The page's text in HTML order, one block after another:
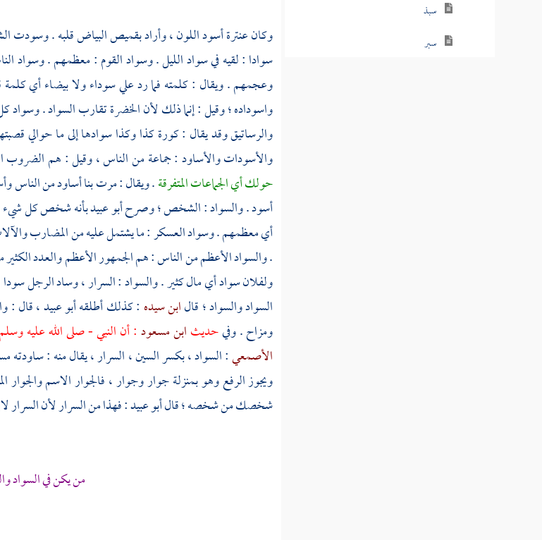
سبذ
سبر
وكانعنترةأسود اللون ، وأراد بقميص البياض قلبه . وسودت
سوادا : لقيه في سواد الليل . وسواد القوم : معظمهم . وسواد
وعجمهم . ويقال : كلمته فما رد علي سوداء ولا بيضاء أي
واسوداده ؛ وقيل : إنما ذلك لأن الخضرة تقارب السواد .
والرساتيق وقد يقال : كورة كذا وكذا سوادها إلى ما حوالي
والأسودات والأساود : جماعة من الناس ، وقيل : هم الضروب
حولك أي الجماعات المتفرقة. ويقال : مرت بنا أساود من الناس
أسود . والسواد : الشخص ؛ وصرحأبو عبيدبأنه شخص كل شيء
أي معظمهم . وسواد العسكر : ما يشتمل عليه من المضارب
. والسواد الأعظم من الناس : هم الجمهور الأعظم والعدد الكثير
ولفلان سواد أي مال كثير . والسواد : السرار ، وساد الرجل سودا
السواد والسواد ؛ قالابن سيده : كذلك أطلقهأبو عبيد، قال :
ومزاح . وفيحديثابن مسعود: أن النبي - صلى الله عليه
الأصمعي: السواد ، بكسر السين ، السرار ، يقال منه : ساودته
ويجوز الرفع وهو بمنزلة جوار وجوار ، فالجوار الاسم
شخصك من شخصه ؛ قالأبو عبيد: فهذا من السرار لأن السرار
من يكن في السواد